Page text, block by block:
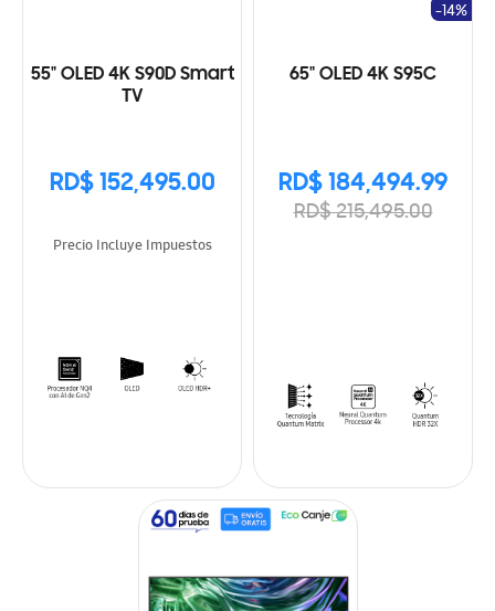
55" OLED 4K S90D Smart
TV
RD$ 152,495.00
Precio Incluye Impuestos
65" OLED 4K S95C
RD$ 184,494.99
RD$ 215,495.00
-14%